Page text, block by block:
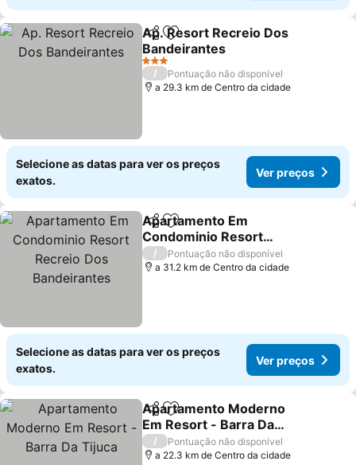
PartilharAdicionar aos favoritos
Ap. Resort Recreio Dos
Bandeirantes
Ver preços
3 Estrelas
/
Pontuação não disponível
a 29.3 km de Centro da cidade
Selecione as datas para ver os preços
exatos.
Ver preços
PartilharAdicionar aos favoritos
Apartamento Em
Condominio Resort
Recreio Dos
Bandeirantes
Ver preços
/
Pontuação não disponível
a 31.2 km de Centro da cidade
Selecione as datas para ver os preços
exatos.
Ver preços
PartilharAdicionar aos favoritos
Apartamento Moderno
Em Resort - Barra Da
Tijuca
Ver preços
/
Pontuação não disponível
a 22.3 km de Centro da cidade